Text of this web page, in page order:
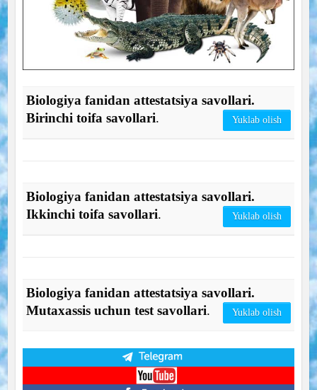
Biologiya fanidan attestatsiya savollari.
Birinchi toifa savollari. Yuklab olish
Biologiya fanidan attestatsiya savollari.
Ikkinchi toifa savollari. Yuklab olish
Biologiya fanidan attestatsiya savollari.
Mutaxassis uchun test savollari. Yuklab olish